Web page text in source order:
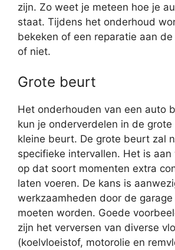
zijn. Zo weet je meteen hoe je
staat. Tijdens het onderhoud
bekeken of een reparatie aan
of niet.
Grote beurt
Het onderhouden van een auto
kun je onderverdelen in de
kleine beurt. De grote beurt zal
specifieke intervallen. Het is aan
op dat soort momenten extra
laten voeren. De kans is
werkzaamheden door de
moeten worden. Goede
zijn het verversen van diverse
(koelvloeistof, motorolie en